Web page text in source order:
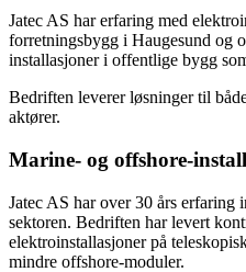
Jatec AS har erfaring med
forretningsbygg i Haugesund og
installasjoner i offentlige bygg
Bedriften leverer løsninger til
aktører.
Marine- og offshore-
Jatec AS har over 30 års erfaring
sektoren. Bedriften har levert
elektroinstallasjoner på
mindre offshore-moduler.